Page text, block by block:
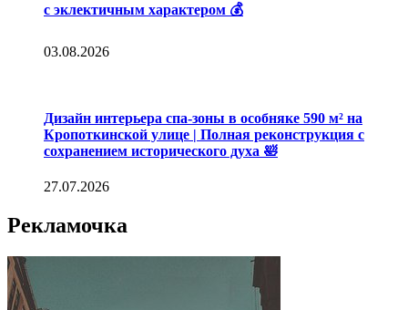
с эклектичным характером 💰
03.08.2026
Дизайн интерьера спа-зоны в особняке 590 м² на
Кропоткинской улице | Полная реконструкция с
сохранением исторического духа 🛀
27.07.2026
Рекламочка